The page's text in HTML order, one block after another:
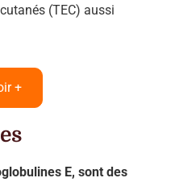
(TEC) aussi
+
E, sont des